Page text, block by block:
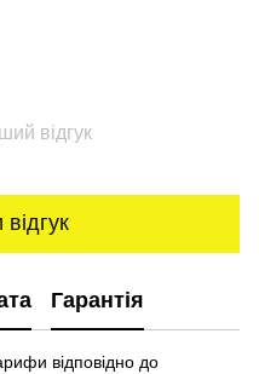
відгук
Гарантія
відповідно до